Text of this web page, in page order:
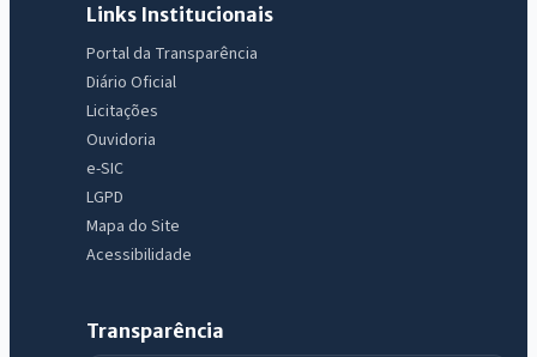
Links Institucionais
Portal da Transparência
Diário Oficial
Licitações
Ouvidoria
e-SIC
LGPD
Mapa do Site
Acessibilidade
Transparência